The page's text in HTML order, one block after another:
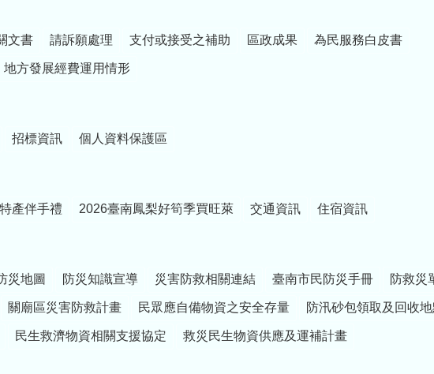
文書 請訴願處理 支付或接受之補助 區政成果 為民服務白皮書
地方發展經費運用情形
招標資訊 個人資料保護區
特產伴手禮 2026臺南鳳梨好筍季買旺萊 交通資訊 住宿資訊
災地圖 防災知識宣導 災害防救相關連結 臺南市民防災手冊 防救災
關廟區災害防救計畫 民眾應自備物資之安全存量 防汛砂包領取及回收
民生救濟物資相關支援協定 救災民生物資供應及運補計畫